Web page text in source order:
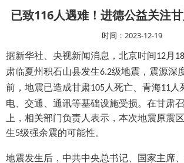
已致116人遇难！进德公益关注
时间：2023-12-19
据新华社、央视新闻消息，北京时间12月 18
肃临夏州积石山县发生6.2级地震，震源深
前，地震已造成甘肃105 人死亡、青海11 人
电、交通、通讯等基础设施受损。在甘肃
上，相关部门负责人表示，本次地震原震
生5级强余震的可能性。
地震发生后，中共中央总书记、国家主席